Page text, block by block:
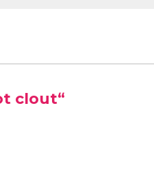
clout“